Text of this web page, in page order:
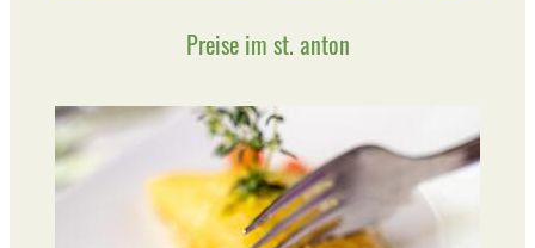
Preise im st. anton